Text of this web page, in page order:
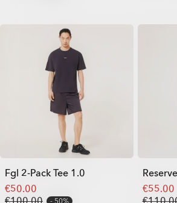
Fgl 2-Pack Tee 1.0
€50.00
50%
€55.00